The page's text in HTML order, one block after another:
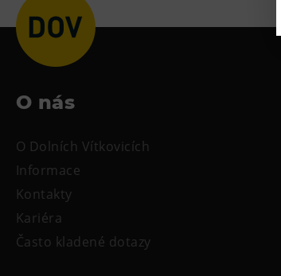
O nás
O Dolních Vítkovicích
Informace
Kontakty
Kariéra
Často kladené dotazy